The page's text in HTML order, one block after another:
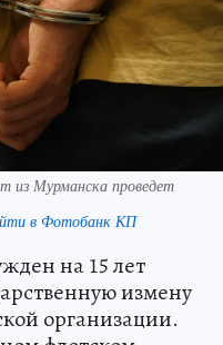
из Мурманска проведет
в Фотобанк КП
на 15 лет
измену
организации.